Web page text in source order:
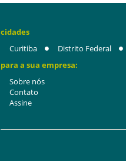
cidades
Curitiba
Distrito Federal
para a sua empresa:
Sobre nós
Contato
Assine